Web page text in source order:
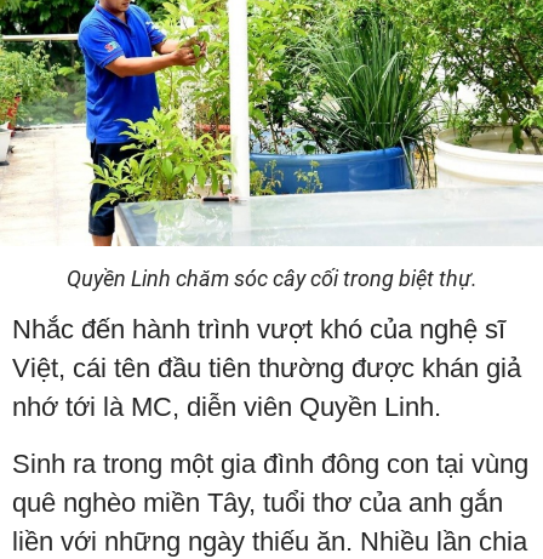
Quyền Linh chăm sóc cây cối trong biệt thự.
Nhắc đến hành trình vượt khó của nghệ sĩ
Việt, cái tên đầu tiên thường được khán giả
nhớ tới là MC, diễn viên Quyền Linh.
Sinh ra trong một gia đình đông con tại vùng
quê nghèo miền Tây, tuổi thơ của anh gắn
liền với những ngày thiếu ăn. Nhiều lần chia